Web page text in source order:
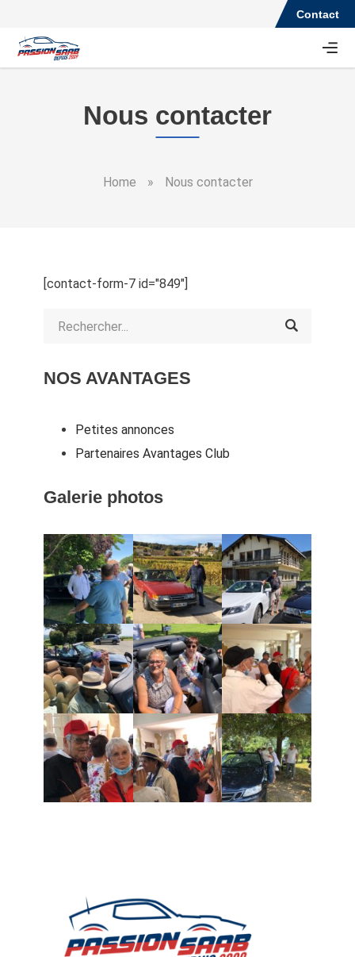
Contact
Nous contacter
Home » Nous contacter
[contact-form-7 id="849"]
NOS AVANTAGES
Petites annonces
Partenaires Avantages Club
Galerie photos